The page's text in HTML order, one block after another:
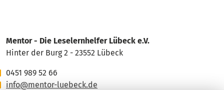
Mentor - Die Leselernhelfer Lübeck e.V.
Hinter der Burg 2 - 23552 Lübeck
0451 989 52 66
info@mentor-luebeck.de